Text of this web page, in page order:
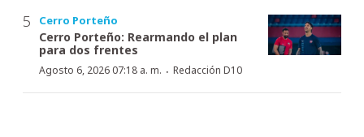
Cerro Porteño
Cerro Porteño: Rearmando el plan
para dos frentes
Agosto 6, 2026 07:18 a. m. · Redacción D10